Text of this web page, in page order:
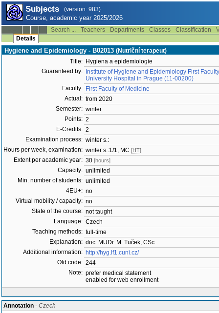
Subjects (version: 983)
Course, academic year 2025/2026
--:-- Search ... Teachers Departments Classes Classification
Details
Hygiene and Epidemiology - B02013 (Nutriční terapeut)
Title: Hygiena a epidemiologie
Guaranteed by:
Institute of Hygiene and Epidemiology First
University Hospital in Prague (11-00200)
Faculty: First Faculty of Medicine
Actual: from 2020
Semester: winter
Points: 2
E-Credits: 2
Examination process: winter s.:
Hours per week, examination: winter s.:1/1, MC [HT]
Extent per academic year: 30 [hours]
Capacity: unlimited
Min. number of students: unlimited
4EU+: no
Virtual mobility / capacity: no
State of the course: not taught
Language: Czech
Teaching methods: full-time
Explanation: doc. MUDr. M. Tuček, CSc.
Additional information: http://hyg.lf1.cuni.cz/
Old code: 244
Note: prefer medical statement
enabled for web enrollment
Annotation - Czech